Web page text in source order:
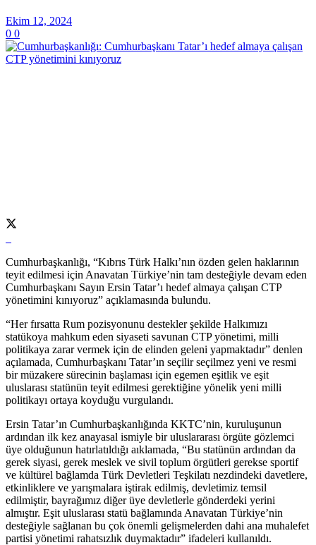
Ekim 12, 2024
0 0
Cumhurbaşkanlığı, “Kıbrıs Türk Halkı’nın özden gelen haklarının
teyit edilmesi için Anavatan Türkiye’nin tam desteğiyle devam eden
Cumhurbaşkanı Sayın Ersin Tatar’ı hedef almaya çalışan CTP
yönetimini kınıyoruz” açıklamasında bulundu.
“Her fırsatta Rum pozisyonunu destekler şekilde Halkımızı
statükoya mahkum eden siyaseti savunan CTP yönetimi, milli
politikaya zarar vermek için de elinden geleni yapmaktadır” denlen
açılamada, Cumhurbaşkanı Tatar’ın seçilir seçilmez yeni ve resmi
bir müzakere sürecinin başlaması için egemen eşitlik ve eşit
uluslarası statünün teyit edilmesi gerektiğine yönelik yeni milli
politikayı ortaya koyduğu vurgulandı.
Ersin Tatar’ın Cumhurbaşkanlığında KKTC’nin, kuruluşunun
ardından ilk kez anayasal ismiyle bir uluslararası örgüte gözlemci
üye olduğunun hatırlatıldığı aıklamada, “Bu statünün ardından da
gerek siyasi, gerek meslek ve sivil toplum örgütleri gerekse sportif
ve kültürel bağlamda Türk Devletleri Teşkilatı nezdindeki davetlere,
etkinliklere ve yarışmalara iştirak edilmiş, devletimiz temsil
edilmiştir, bayrağımız diğer üye devletlerle gönderdeki yerini
almıştır. Eşit uluslarası statü bağlamında Anavatan Türkiye’nin
desteğiyle sağlanan bu çok önemli gelişmelerden dahi ana muhalefet
partisi yönetimi rahatsızlık duymaktadır” ifadeleri kullanıldı.